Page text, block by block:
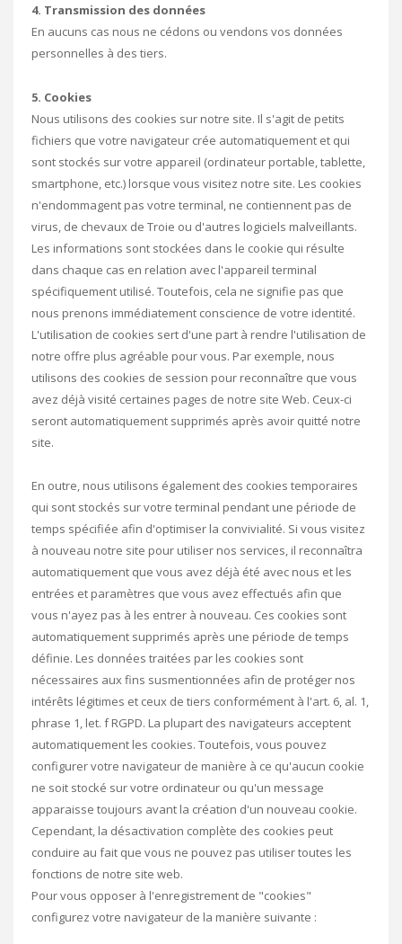
4. Transmission des données
En aucuns cas nous ne cédons ou vendons vos données
personnelles à des tiers.
5. Cookies
Nous utilisons des cookies sur notre site. Il s'agit de petits
fichiers que votre navigateur crée automatiquement et qui
sont stockés sur votre appareil (ordinateur portable, tablette,
smartphone, etc.) lorsque vous visitez notre site. Les cookies
n'endommagent pas votre terminal, ne contiennent pas de
virus, de chevaux de Troie ou d'autres logiciels malveillants.
Les informations sont stockées dans le cookie qui résulte
dans chaque cas en relation avec l'appareil terminal
spécifiquement utilisé. Toutefois, cela ne signifie pas que
nous prenons immédiatement conscience de votre identité.
L'utilisation de cookies sert d'une part à rendre l'utilisation de
notre offre plus agréable pour vous. Par exemple, nous
utilisons des cookies de session pour reconnaître que vous
avez déjà visité certaines pages de notre site Web. Ceux-ci
seront automatiquement supprimés après avoir quitté notre
site.
En outre, nous utilisons également des cookies temporaires
qui sont stockés sur votre terminal pendant une période de
temps spécifiée afin d'optimiser la convivialité. Si vous visitez
à nouveau notre site pour utiliser nos services, il reconnaîtra
automatiquement que vous avez déjà été avec nous et les
entrées et paramètres que vous avez effectués afin que
vous n'ayez pas à les entrer à nouveau. Ces cookies sont
automatiquement supprimés après une période de temps
définie. Les données traitées par les cookies sont
nécessaires aux fins susmentionnées afin de protéger nos
intérêts légitimes et ceux de tiers conformément à l'art. 6, al. 1,
phrase 1, let. f RGPD. La plupart des navigateurs acceptent
automatiquement les cookies. Toutefois, vous pouvez
configurer votre navigateur de manière à ce qu'aucun cookie
ne soit stocké sur votre ordinateur ou qu'un message
apparaisse toujours avant la création d'un nouveau cookie.
Cependant, la désactivation complète des cookies peut
conduire au fait que vous ne pouvez pas utiliser toutes les
fonctions de notre site web.
Pour vous opposer à l'enregistrement de "cookies"
configurez votre navigateur de la manière suivante :